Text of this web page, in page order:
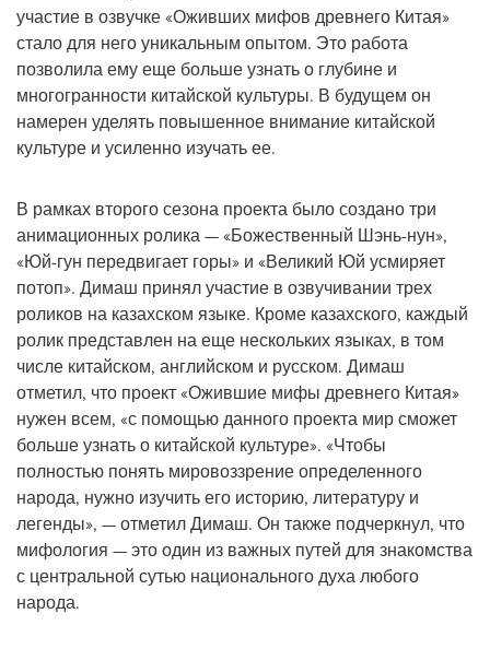
участие в озвучке «Оживших мифов древнего Китая»
стало для него уникальным опытом. Это работа
позволила ему еще больше узнать о глубине и
многогранности китайской культуры. В будущем он
намерен уделять повышенное внимание китайской
культуре и усиленно изучать ее.
В рамках второго сезона проекта было создано три
анимационных ролика — «Божественный Шэнь-нун»,
«Юй-гун передвигает горы» и «Великий Юй усмиряет
потоп». Димаш принял участие в озвучивании трех
роликов на казахском языке. Кроме казахского, каждый
ролик представлен на еще нескольких языках, в том
числе китайском, английском и русском. Димаш
отметил, что проект «Ожившие мифы древнего Китая»
нужен всем, «с помощью данного проекта мир сможет
больше узнать о китайской культуре». «Чтобы
полностью понять мировоззрение определенного
народа, нужно изучить его историю, литературу и
легенды», — отметил Димаш. Он также подчеркнул, что
мифология — это один из важных путей для знакомства
с центральной сутью национального духа любого
народа.